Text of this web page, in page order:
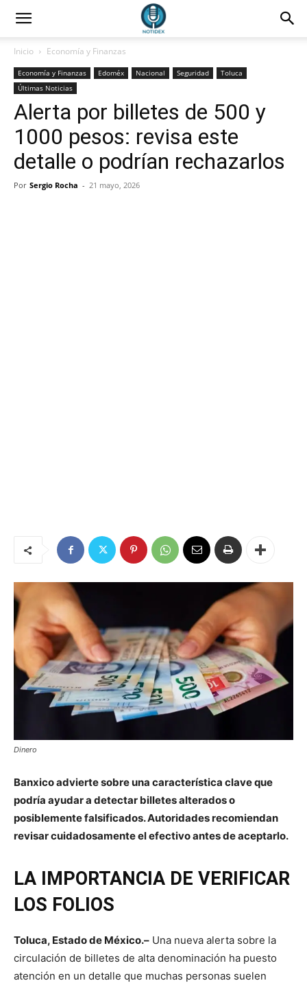
Inicio Economía y Finanzas
Economía y Finanzas Edoméx Nacional Seguridad
Toluca
Últimas Noticias
Alerta por billetes de 500 y
1000 pesos: revisa este
detalle o podrían rechazarlos
Por Sergio Rocha - 21 mayo, 2026
Dinero
Banxico advierte sobre una característica clave que
podría ayudar a detectar billetes alterados o
posiblemente falsificados. Autoridades recomiendan
revisar cuidadosamente el efectivo antes de aceptarlo.
LA IMPORTANCIA DE VERIFICAR
LOS FOLIOS
Toluca, Estado de México.– Una nueva alerta sobre la
circulación de billetes de alta denominación ha puesto
atención en un detalle que muchas personas suelen